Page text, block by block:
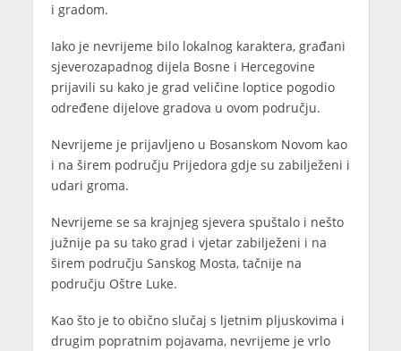
i gradom.
Iako je nevrijeme bilo lokalnog karaktera, građani
sjeverozapadnog dijela Bosne i Hercegovine
prijavili su kako je grad veličine loptice pogodio
određene dijelove gradova u ovom području.
Nevrijeme je prijavljeno u Bosanskom Novom kao
i na širem području Prijedora gdje su zabilježeni i
udari groma.
Nevrijeme se sa krajnjeg sjevera spuštalo i nešto
južnije pa su tako grad i vjetar zabilježeni i na
širem području Sanskog Mosta, tačnije na
području Oštre Luke.
Kao što je to obično slučaj s ljetnim pljuskovima i
drugim popratnim pojavama, nevrijeme je vrlo